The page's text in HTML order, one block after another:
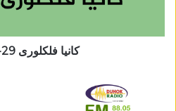
کانیا فلکلوری 29-7-2025